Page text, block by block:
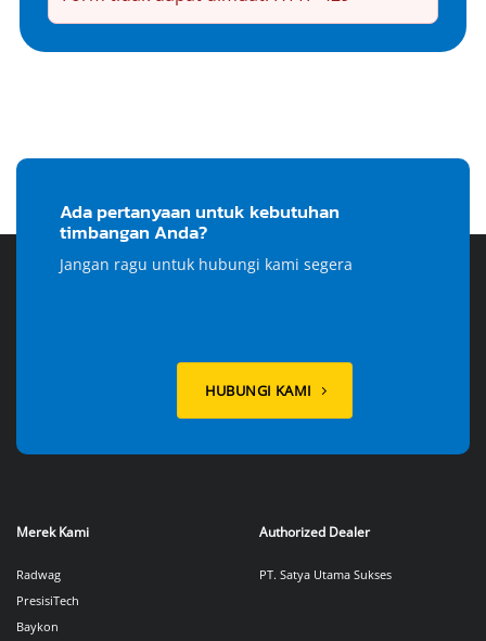
Ada pertanyaan untuk kebutuhan
timbangan Anda?
Jangan ragu untuk hubungi kami segera
HUBUNGI KAMI
Merek Kami
Radwag
PresisiTech
Baykon
Authorized Dealer
PT. Satya Utama Sukses